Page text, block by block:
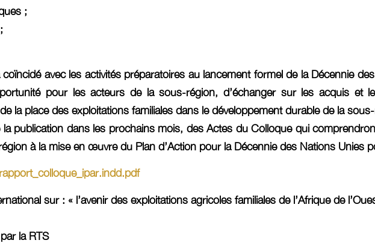
;
avec les activités préparatoires au lancement formel de la Décennie
pour les acteurs de la sous-région, d’échanger sur les acquis et
la place des exploitations familiales dans le développement durable de la
publication dans les prochains mois, des Actes du Colloque qui
à la mise en œuvre du Plan d’Action pour la Décennie des Nations Unies
sur : « l’avenir des exploitations agricoles familiales de l’Afrique de
la RTS